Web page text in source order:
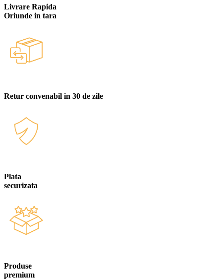
Livrare Rapida
Oriunde in tara
Retur convenabil in 30 de zile
Plata
securizata
Produse
premium